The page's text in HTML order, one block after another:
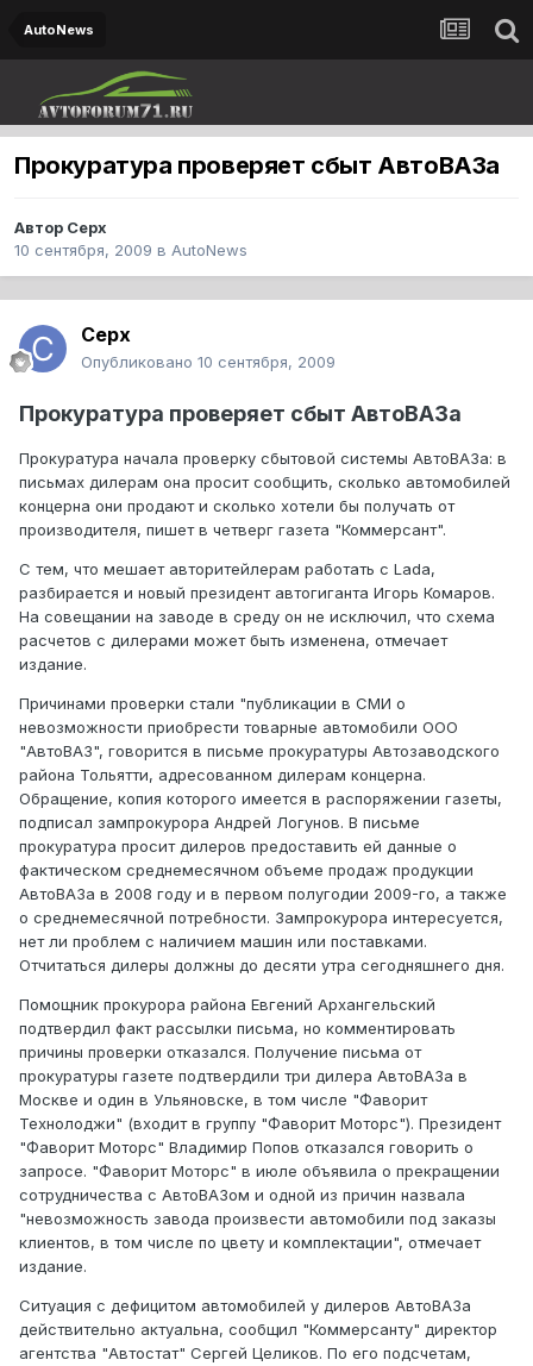
AutoNews
Прокуратура проверяет сбыт АвтоВАЗа
Автор Cepx
10 сентября, 2009 в AutoNews
Cepx
Опубликовано 10 сентября, 2009
Прокуратура проверяет сбыт АвтоВАЗа
Прокуратура начала проверку сбытовой системы АвтоВАЗа: в
письмах дилерам она просит сообщить, сколько автомобилей
концерна они продают и сколько хотели бы получать от
производителя, пишет в четверг газета "Коммерсант".
С тем, что мешает авторитейлерам работать с Lada,
разбирается и новый президент автогиганта Игорь Комаров.
На совещании на заводе в среду он не исключил, что схема
расчетов с дилерами может быть изменена, отмечает
издание.
Причинами проверки стали "публикации в СМИ о
невозможности приобрести товарные автомобили ООО
"АвтоВАЗ", говорится в письме прокуратуры Автозаводского
района Тольятти, адресованном дилерам концерна.
Обращение, копия которого имеется в распоряжении газеты,
подписал зампрокурора Андрей Логунов. В письме
прокуратура просит дилеров предоставить ей данные о
фактическом среднемесячном объеме продаж продукции
АвтоВАЗа в 2008 году и в первом полугодии 2009-го, а также
о среднемесячной потребности. Зампрокурора интересуется,
нет ли проблем с наличием машин или поставками.
Отчитаться дилеры должны до десяти утра сегодняшнего дня.
Помощник прокурора района Евгений Архангельский
подтвердил факт рассылки письма, но комментировать
причины проверки отказался. Получение письма от
прокуратуры газете подтвердили три дилера АвтоВАЗа в
Москве и один в Ульяновске, в том числе "Фаворит
Технолоджи" (входит в группу "Фаворит Моторс"). Президент
"Фаворит Моторс" Владимир Попов отказался говорить о
запросе. "Фаворит Моторс" в июле объявила о прекращении
сотрудничества с АвтоВАЗом и одной из причин назвала
"невозможность завода произвести автомобили под заказы
клиентов, в том числе по цвету и комплектации", отмечает
издание.
Ситуация с дефицитом автомобилей у дилеров АвтоВАЗа
действительно актуальна, сообщил "Коммерсанту" директор
агентства "Автостат" Сергей Целиков. По его подсчетам,